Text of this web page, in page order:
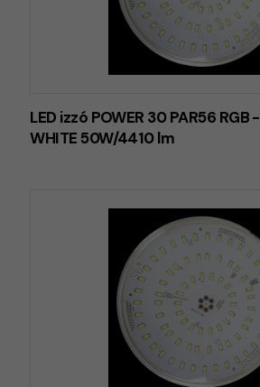
LED izzó POWER 30 PAR56 RGB -
WHITE 50W/4410 lm